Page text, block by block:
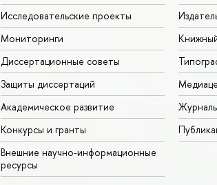
Исследовательские проекты
Мониторинги
Диссертационные советы
Защиты диссертаций
Академическое развитие
Конкурсы и гранты
Внешние научно-информационные
ресурсы